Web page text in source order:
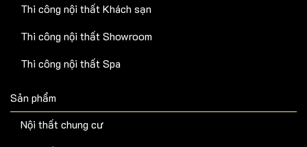
Thi công nội thất Khách sạn
Thi công nội thất Showroom
Thi công nội thất Spa
Sản phẩm
Nội thất chung cư